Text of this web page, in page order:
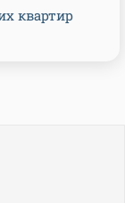
квартир